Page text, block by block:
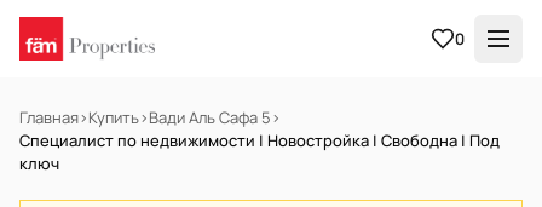
0
Главная›Купить›Вади Аль Сафа 5›
Специалист по недвижимости | Новостройка | Свободна | Под
ключ